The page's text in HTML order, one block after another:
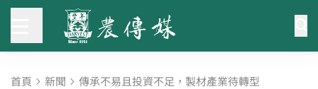
首頁 新聞 傳承不易且投資不足，製材產業待轉型